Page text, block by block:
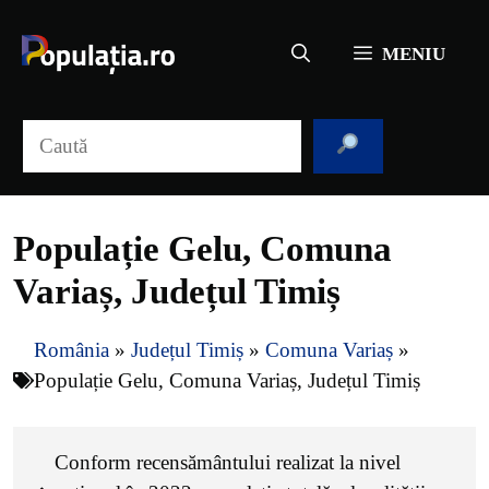
conținut
MENIU
Populație Gelu, Comuna
Variaș, Județul Timiș
România » Județul Timiș » Comuna Variaș »
Populație Gelu, Comuna Variaș, Județul Timiș
Conform recensământului realizat la nivel